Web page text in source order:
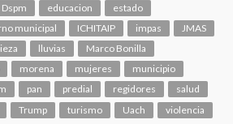
Dspm educacion
estado
municipal ICHITAIP impas
JMAS
lluvias
Marco Bonilla
morena mujeres
municipio
pan predial regidores
salud
Trump turismo Uach violencia